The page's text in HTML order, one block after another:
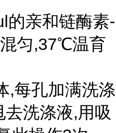
的亲和链酶素-
匀,37℃温育
,每孔加满洗涤
洗涤液,用吸